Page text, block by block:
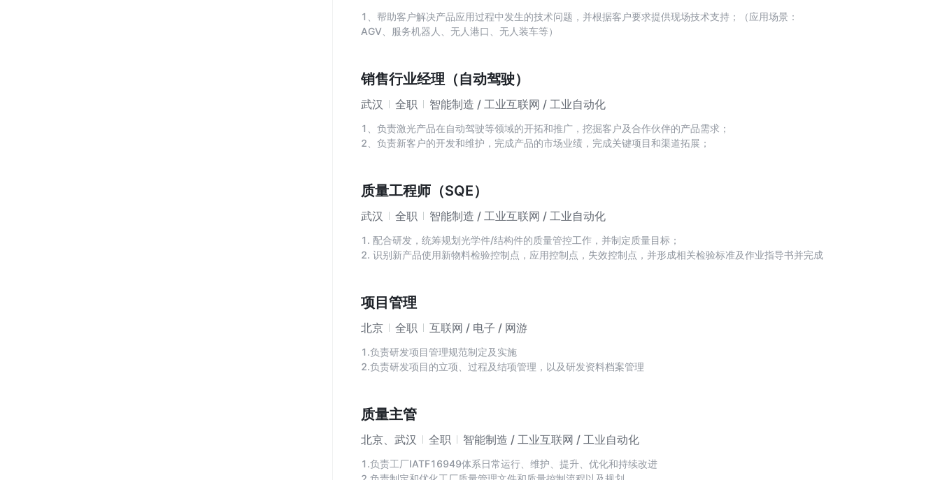
1、帮助客户解决产品应用过程中发生的技术问题，并根据客户要求提供现场技术支持；（应用场景：
AGV、服务机器人、无人港口、无人装车等）
4、为客户提供技术培训；
5、完成部门的其他工作。
销售行业经理（自动驾驶）
武汉 全职 智能制造 / 工业互联网 / 工业自动化
1、负责激光产品在自动驾驶等领域的开拓和推广，挖掘客户及合作伙伴的产品需求；
2、负责新客户的开发和维护，完成产品的市场业绩，完成关键项目和渠道拓展；
5、撰写活动方案，筹备活动物料，组织活动实施和管理，并对活动效果进行跟踪、评估和分析。
质量工程师（SQE）
武汉 全职 智能制造 / 工业互联网 / 工业自动化
1. 配合研发，统筹规划光学件/结构件的质量管控工作，并制定质量目标；
2. 识别新产品使用新物料检验控制点，应用控制点，失效控制点，并形成相关检验标准及作业指导书并完成
4. 配合采购，研发完成相关的供应商质量管理工作；
5. 负责来料异常处理，推动供应商改善并跟进至闭环。
项目管理
北京 全职 互联网 / 电子 / 网游
1.负责研发项目管理规范制定及实施
2.负责研发项目的立项、过程及结项管理，以及研发资料档案管理
4.负责协助研究院开展日常研发管理
5.上级领导交办的其他任务
质量主管
北京、武汉 全职 智能制造 / 工业互联网 / 工业自动化
1.负责工厂IATF16949体系日常运行、维护、提升、优化和持续改进